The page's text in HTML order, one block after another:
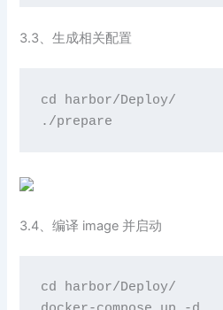
3.3、生成相关配置
cd
harbor/Deploy/
./prepare
3.4、编译 image 并启动
cd
harbor/Deploy/